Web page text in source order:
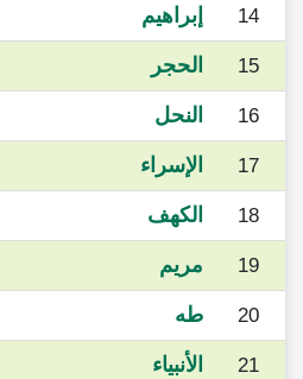
14 إبراهيم
15 الحجر
16 النحل
17 الإسراء
18 الكهف
19 مريم
20 طه
21 الأنبياء